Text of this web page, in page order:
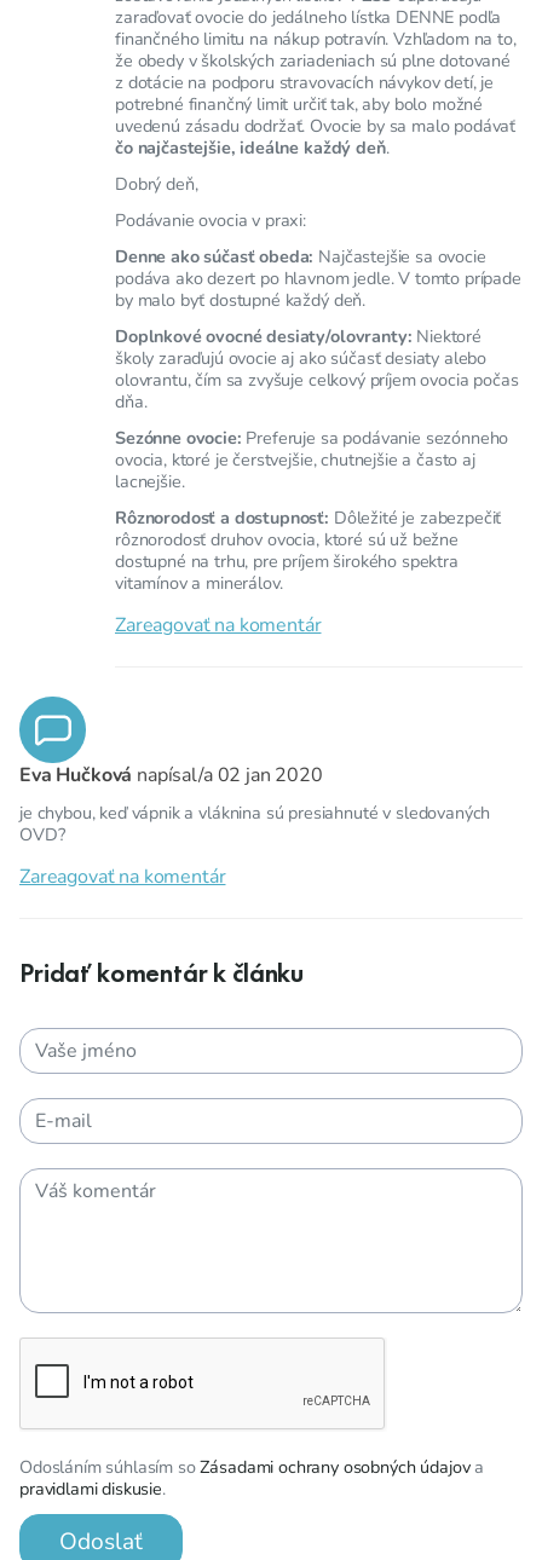
zaraďovať ovocie do jedálneho lístka DENNE podľa
finančného limitu na nákup potravín. Vzhľadom na to,
že obedy v školských zariadeniach sú plne dotované
z dotácie na podporu stravovacích návykov detí, je
potrebné finančný limit určiť tak, aby bolo možné
uvedenú zásadu dodržať. Ovocie by sa malo podávať
čo najčastejšie, ideálne každý deň.
Dobrý deň,
Podávanie ovocia v praxi:
Denne ako súčasť obeda: Najčastejšie sa ovocie
podáva ako dezert po hlavnom jedle. V tomto prípade
by malo byť dostupné každý deň.
Doplnkové ovocné desiaty/olovranty: Niektoré
školy zaraďujú ovocie aj ako súčasť desiaty alebo
olovrantu, čím sa zvyšuje celkový príjem ovocia počas
dňa.
Sezónne ovocie: Preferuje sa podávanie sezónneho
ovocia, ktoré je čerstvejšie, chutnejšie a často aj
lacnejšie.
Rôznorodosť a dostupnosť: Dôležité je zabezpečiť
rôznorodosť druhov ovocia, ktoré sú už bežne
dostupné na trhu, pre príjem širokého spektra
vitamínov a minerálov.
Zareagovať na komentár
Eva Hučková napísal/a02 jan 2020
je chybou, keď vápnik a vláknina sú presiahnuté v sledovaných
OVD?
Zareagovať na komentár
Pridať komentár k článku
Odosláním súhlasím soZásadami ochrany osobných údajova
pravidlami diskusie.
Odoslať